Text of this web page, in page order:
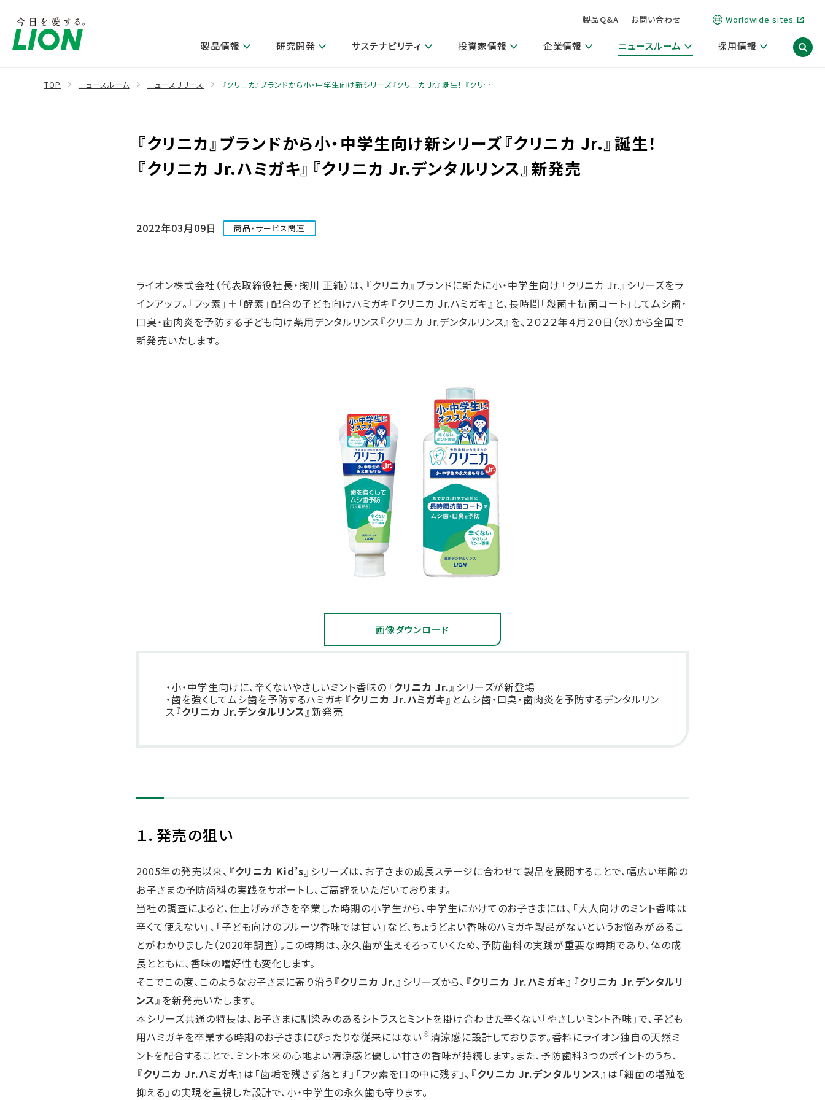
製品Q&A お問い合わせ Worldwide sites
製品情報
製品情報トップ
取扱店舗検索
キャンペーン一覧（Lidea）
CM情報（YouTube公式チャンネル）
閉じる
研究開発
研究開発トップ
研究におけるデジタル技術活用
研究によるサステナブルな活動
基本情報
習慣づくりラボ
研究情報誌 (LION SCIENCE JOURNAL)
閉じる
サステナビリティ
サステナビリティトップ
重要課題（マテリアリティ）特定のプロセス
サステナブルな地球環境への取組み推進
人的資本・労働安全
責任あるサプライチェーンマネジメントの構築
顧客の満足と信頼の追求
コーポレート・ガバナンス
海外グループでの取り組み
関連データ
ステークホルダー・エンゲージメント
社会貢献活動
サステナビリティ発行物ダウンロード
関連リンク
サステナビリティニュースリリース
閉じる
投資家情報
投資家情報トップ
IR資料室
IRカレンダー
IRに関するQ&A
電子公告
IR情報開示方針
免責事項
閉じる
企業情報
企業情報トップ
経営戦略・中期経営計画
会社概要
事業分野
役員紹介
海外拠点一覧
コーポレート・ガバナンス
方針・宣言
閉じる
ニュースルーム
ニュースルームトップ
閉じる
採用情報
採用情報トップ
グループ会社採用
仕事ガイド
人材開発
閉じる
TOP ニュースルーム ニュースリリース 『クリニカ』ブランドから小・中学生向け新シリーズ『クリニカ Jr.』誕生！ 『クリ…
『クリニカ』ブランドから小・中学生向け新シリーズ『クリニカ Jr.』誕生！
『クリニカ Jr.ハミガキ』『クリニカ Jr.デンタルリンス』新発売
2022年03月09日 商品・サービス関連
ライオン株式会社（代表取締役社長・掬川 正純）は、『クリニカ』ブランドに新たに小・中学生向け『クリニカ Jr.』シリーズをラ
インアップ。「フッ素」＋「酵素」配合の子ども向けハミガキ『クリニカ Jr.ハミガキ』と、長時間「殺菌＋抗菌コート」してムシ歯・
口臭・歯肉炎を予防する子ども向け薬用デンタルリンス『クリニカ Jr.デンタルリンス』を、２０２２年４月２０日（水）から全国で
新発売いたします。
画像ダウンロード
・小・中学生向けに、辛くないやさしいミント香味の『クリニカ Jr.』 シリーズが新登場
・歯を強くしてムシ歯を予防するハミガキ 『クリニカ Jr.ハミガキ』 とムシ歯・口臭・歯肉炎を予防するデンタルリン
ス『クリニカ Jr.デンタルリンス』新発売
１．発売の狙い
2005年の発売以来、 『クリニカ Kid’s』 シリーズは、お子さまの成長ステージに合わせて製品を展開することで、幅広い年齢の
お子さまの予防歯科の実践をサポートし、ご高評をいただいております。
当社の調査によると、仕上げみがきを卒業した時期の小学生から、中学生にかけてのお子さまには、「大人向けのミント香味は
辛くて使えない」、「子ども向けのフルーツ香味では甘い」など、ちょうどよい香味のハミガキ製品がないというお悩みがあるこ
とがわかりました（2020年調査）。この時期は、永久歯が生えそろっていくため、予防歯科の実践が重要な時期であり、体の成
長とともに、香味の嗜好性も変化します。
そこでこの度、このようなお子さまに寄り沿う 『クリニカ Jr.』 シリーズから、 『クリニカ Jr.ハミガキ』『クリニカ Jr.デンタルリ
ンス』 を新発売いたします。
本シリーズ共通の特長は、お子さまに馴染みのあるシトラスとミントを掛け合わせた辛くない「やさしいミント香味」で、子ども
用ハミガキを卒業する時期のお子さまにぴったりな従来にはない※清涼感に設計しております。香料にライオン独自の天然ミ
ントを配合することで、ミント本来の心地よい清涼感と優しい甘さの香味が持続します。また、予防歯科3つのポイントのうち、
『クリニカ Jr.ハミガキ』 は「歯垢を残さず落とす」「フッ素を口の中に残す」、 『クリニカ Jr.デンタルリンス』 は「細菌の増殖を
抑える」の実現を重視した設計で、小・中学生の永久歯も守ります。